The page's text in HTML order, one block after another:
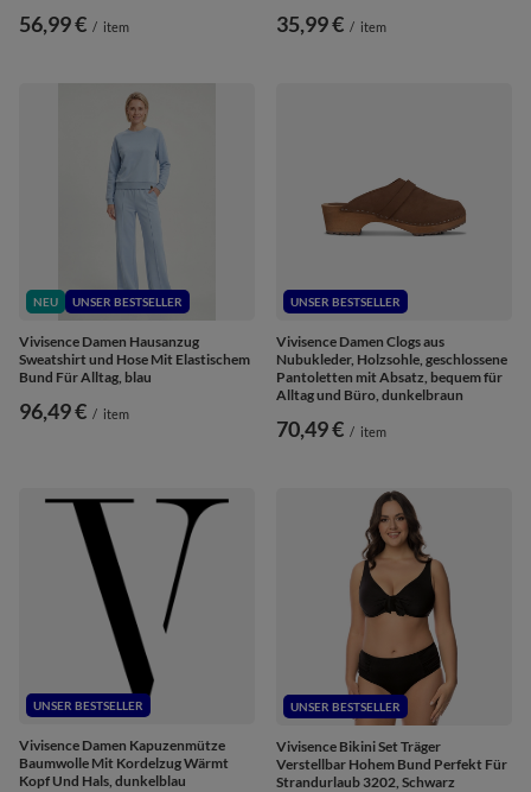
56,99 € / item 35,99 € / item
NEU UNSER BESTSELLER
Vivisence Damen Hausanzug
Sweatshirt und Hose Mit Elastischem
Bund Für Alltag, blau
96,49 € / item
UNSER BESTSELLER
Vivisence Damen Clogs aus
Nubukleder, Holzsohle, geschlossene
Pantoletten mit Absatz, bequem für
Alltag und Büro, dunkelbraun
70,49 € / item
UNSER BESTSELLER
Vivisence Damen Kapuzenmütze
Baumwolle Mit Kordelzug Wärmt
Kopf Und Hals, dunkelblau
UNSER BESTSELLER
Vivisence Bikini Set Träger
Verstellbar Hohem Bund Perfekt Für
Strandurlaub 3202, Schwarz